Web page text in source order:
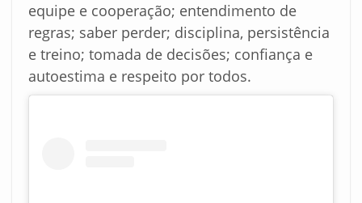
equipe e cooperação; entendimento de
regras; saber perder; disciplina, persistência
e treino; tomada de decisões; confiança e
autoestima e respeito por todos.